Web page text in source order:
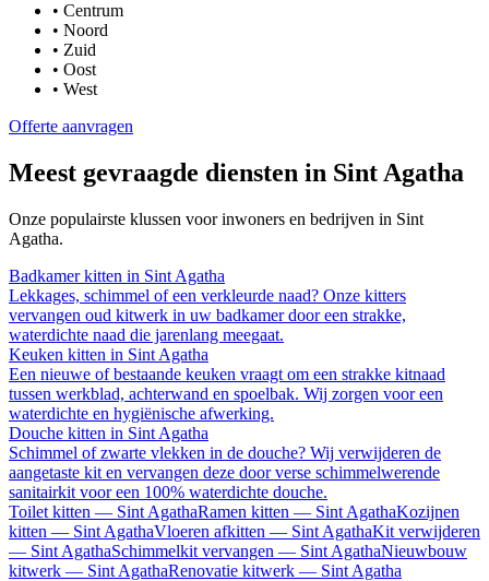
• Centrum
• Noord
• Zuid
• Oost
• West
Offerte aanvragen
Meest gevraagde diensten in Sint Agatha
Onze populairste klussen voor inwoners en bedrijven in Sint
Agatha.
Badkamer kitten in Sint Agatha
Lekkages, schimmel of een verkleurde naad? Onze kitters
vervangen oud kitwerk in uw badkamer door een strakke,
waterdichte naad die jarenlang meegaat.
Keuken kitten in Sint Agatha
Een nieuwe of bestaande keuken vraagt om een strakke kitnaad
tussen werkblad, achterwand en spoelbak. Wij zorgen voor een
waterdichte en hygiënische afwerking.
Douche kitten in Sint Agatha
Schimmel of zwarte vlekken in de douche? Wij verwijderen de
aangetaste kit en vervangen deze door verse schimmelwerende
sanitairkit voor een 100% waterdichte douche.
Toilet kitten — Sint AgathaRamen kitten — Sint AgathaKozijnen
kitten — Sint AgathaVloeren afkitten — Sint AgathaKit verwijderen
— Sint AgathaSchimmelkit vervangen — Sint AgathaNieuwbouw
kitwerk — Sint AgathaRenovatie kitwerk — Sint Agatha